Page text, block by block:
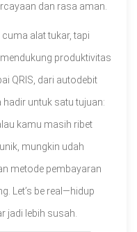
dan rasa aman.
cuma alat tukar, tapi
produktivitas
QRIS, dari autodebit
untuk satu tujuan:
kamu masih ribet
mungkin udah
metode pembayaran
Let’s be real—hidup
jadi lebih susah.